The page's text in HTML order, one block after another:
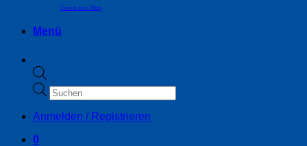
Products
search
Anmelden / Registrieren
0
Zurück zum Shop
Menü